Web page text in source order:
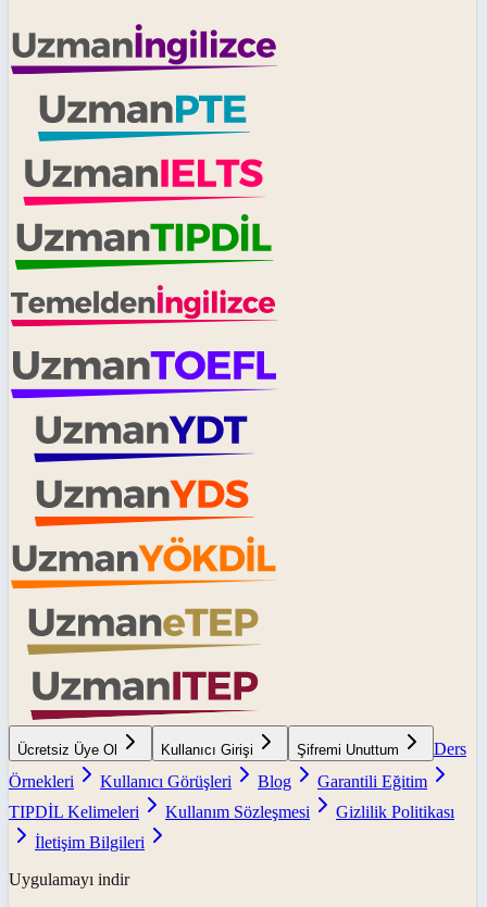
Ücretsiz Üye Ol Kullanıcı Girişi Şifremi Unuttum
Ders
Örnekleri
Kullanıcı Görüşleri Blog
Garantili Eğitim
TIPDİL Kelimeleri
Kullanım Sözleşmesi
Gizlilik Politikası
İletişim Bilgileri
Uygulamayı indir